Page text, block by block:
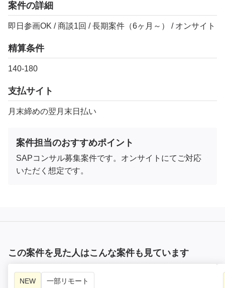
案件の詳細
即日参画OK / 商談1回 / 長期案件（6ヶ月～） / オンサイト
精算条件
140-180
支払サイト
月末締めの翌月末日払い
案件担当のおすすめポイント
SAPコンサル募集案件です。オンサイトにてご対応
いただく想定です。
この案件を見た人はこんな案件も見ています
NEW 一部リモート